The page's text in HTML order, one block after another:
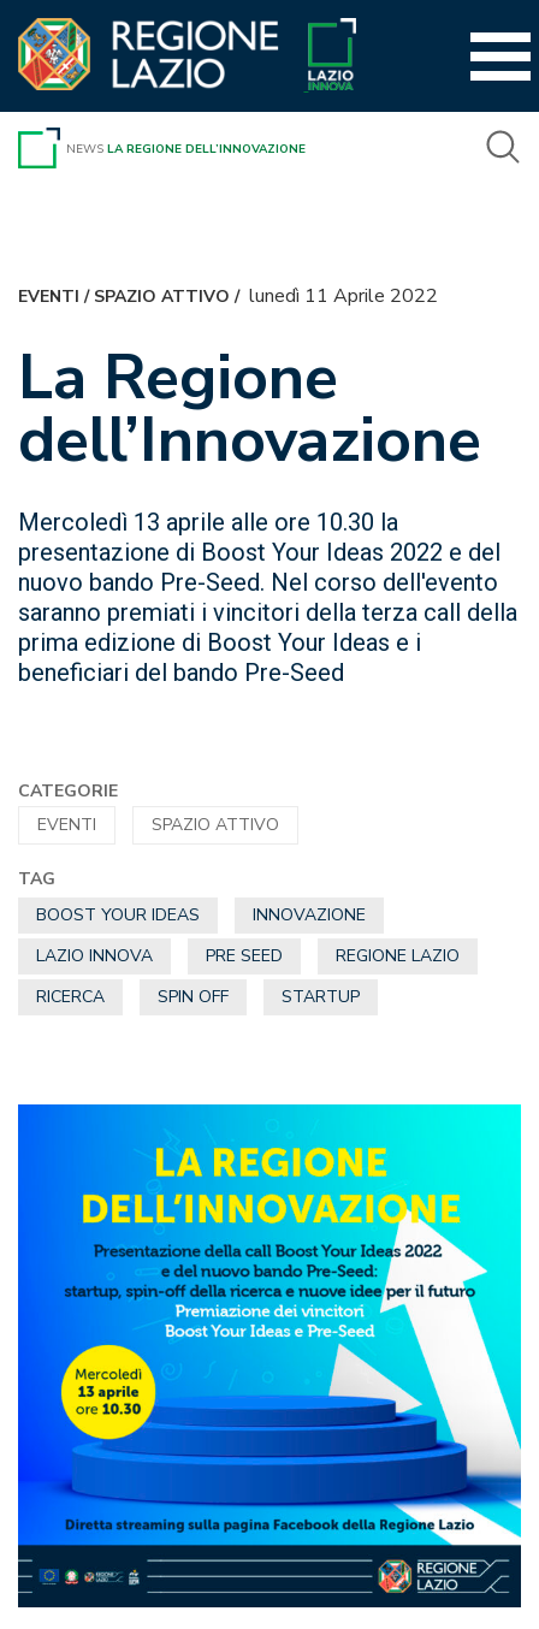
contenuto
NEWS LA REGIONE DELL’INNOVAZIONE
EVENTI / SPAZIO ATTIVO / lunedì 11 Aprile 2022
La Regione
dell’Innovazione
Mercoledì 13 aprile alle ore 10.30 la
presentazione di Boost Your Ideas 2022 e del
nuovo bando Pre-Seed. Nel corso dell'evento
saranno premiati i vincitori della terza call della
prima edizione di Boost Your Ideas e i
beneficiari del bando Pre-Seed
CATEGORIE
EVENTI
SPAZIO ATTIVO
TAG
BOOST YOUR IDEAS
INNOVAZIONE
LAZIO INNOVA
PRE SEED
REGIONE LAZIO
RICERCA
SPIN OFF STARTUP